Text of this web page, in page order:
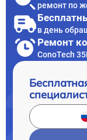
ремонт по
в день
Ремонт
ConoTech